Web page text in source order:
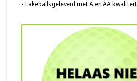
• Lakeballs geleverd met A en AA kwaliteit